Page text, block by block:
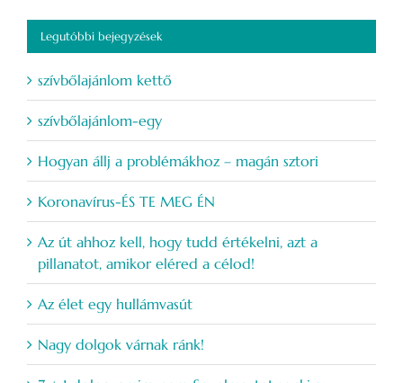
Legutóbbi bejegyzések
szívbőlajánlom kettő
szívbőlajánlom-egy
Hogyan állj a problémákhoz – magán sztori
Koronavírus-ÉS TE MEG ÉN
Az út ahhoz kell, hogy tudd értékelni, azt a
pillanatot, amikor eléred a célod!
Az élet egy hullámvasút
Nagy dolgok várnak ránk!